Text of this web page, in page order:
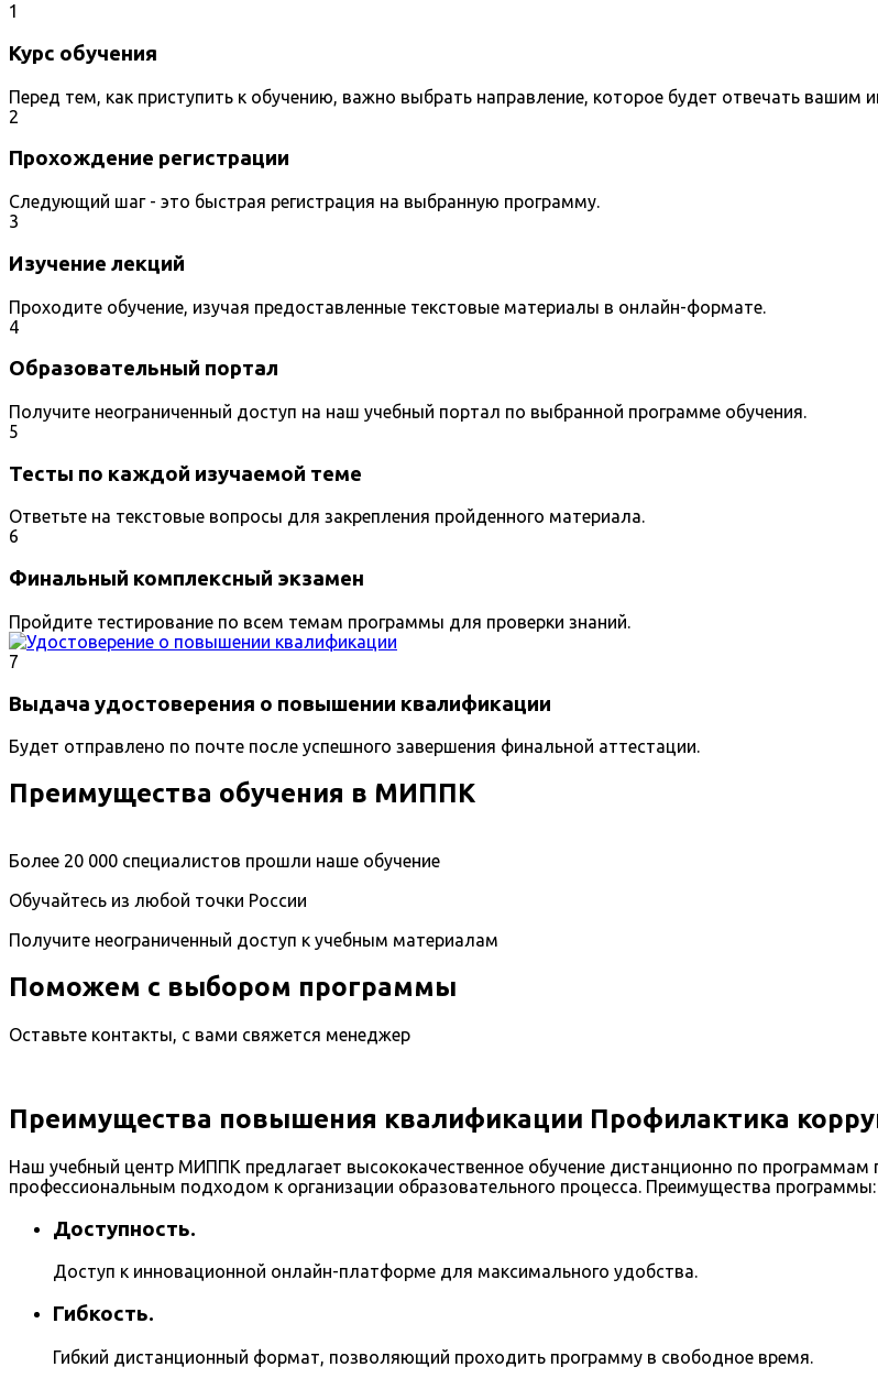
1
Курс обучения
Перед тем, как приступить к обучению, важно выбрать направление, которое будет отвечать вашим
2
Прохождение регистрации
Следующий шаг - это быстрая регистрация на выбранную программу.
3
Изучение лекций
Проходите обучение, изучая предоставленные текстовые материалы в онлайн-формате.
4
Образовательный портал
Получите неограниченный доступ на наш учебный портал по выбранной программе обучения.
5
Тесты по каждой изучаемой теме
Ответьте на текстовые вопросы для закрепления пройденного материала.
6
Финальный комплексный экзамен
Пройдите тестирование по всем темам программы для проверки знаний.
7
Выдача удостоверения о повышении квалификации
Будет отправлено по почте после успешного завершения финальной аттестации.
Преимущества обучения в МИППК
Более 20 000 специалистов прошли наше обучение
Обучайтесь из любой точки России
Получите неограниченный доступ к учебным материалам
Поможем с выбором программы
Оставьте контакты, с вами свяжется менеджер
Преимущества повышения квалификации Профилактика
Наш учебный центр МИППК предлагает высококачественное обучение дистанционно по
профессиональным подходом к организации образовательного процесса. Преимущества программы:
Доступность.
Доступ к инновационной онлайн-платформе для максимального удобства.
Гибкость.
Гибкий дистанционный формат, позволяющий проходить программу в свободное время.